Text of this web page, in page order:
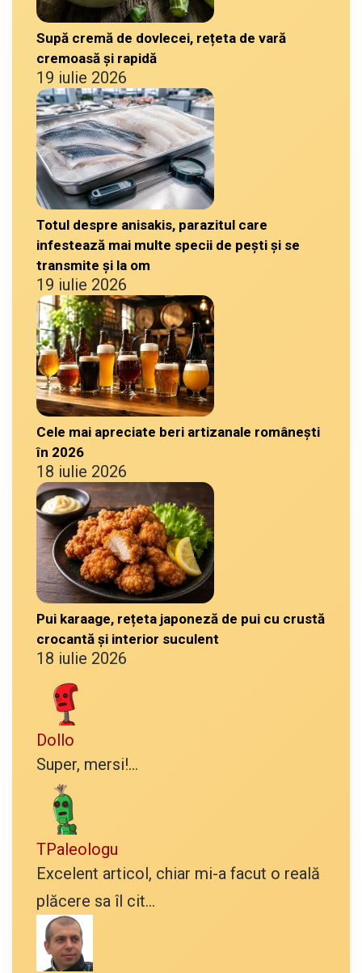
Supă cremă de dovlecei, rețeta de vară
cremoasă și rapidă
19 iulie 2026
Totul despre anisakis, parazitul care
infestează mai multe specii de pești și se
transmite și la om
19 iulie 2026
Cele mai apreciate beri artizanale românești
în 2026
18 iulie 2026
Pui karaage, rețeta japoneză de pui cu crustă
crocantă și interior suculent
18 iulie 2026
Dollo
Super, mersi!...
TPaleologu
Excelent articol, chiar mi-a facut o reală
plăcere sa îl cit...